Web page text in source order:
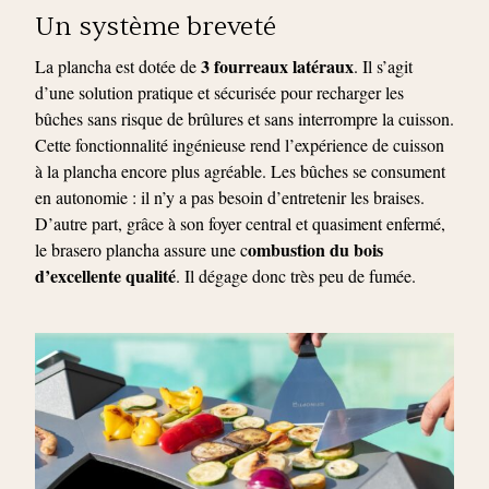
Un système breveté
La plancha est dotée de3 fourreaux latéraux. Il s’agit
d’une solution pratique et sécurisée pour recharger les
bûches sans risque de brûlures et sans interrompre la cuisson.
Cette fonctionnalité ingénieuse rend l’expérience de cuisson
à la plancha encore plus agréable. Les bûches se consument
en autonomie : il n’y a pas besoin d’entretenir les braises.
D’autre part, grâce à son foyer central et quasiment enfermé,
le brasero plancha assure une combustion du bois
d’excellente qualité. Il dégage donc très peu de fumée.